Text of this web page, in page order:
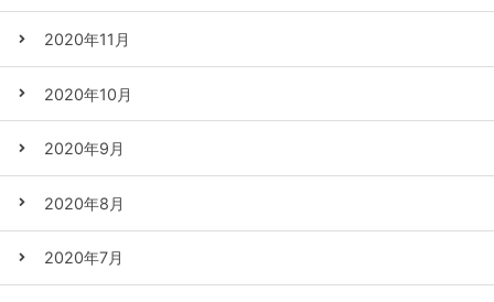
2020年11月
2020年10月
2020年9月
2020年8月
2020年7月